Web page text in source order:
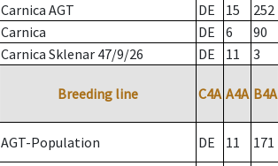
Carnica AGT DE 15 252
Carnica DE 6 90
Carnica Sklenar 47/9/26 DE 11 3
Breeding line C4A A4A B4A
AGT-Population DE 11 171